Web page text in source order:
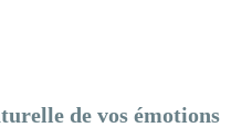
de vos émotions